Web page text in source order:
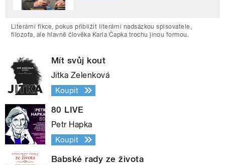
Literární fikce, pokus přiblížit literární nadsázkou spisovatele,
filozofa, ale hlavně člověka Karla Čapka trochu jinou formou.
Mít svůj kout
Jitka Zelenková
Koupit
80 LIVE
Petr Hapka
Koupit
Babské rady ze života